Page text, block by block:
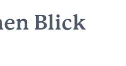
Blick